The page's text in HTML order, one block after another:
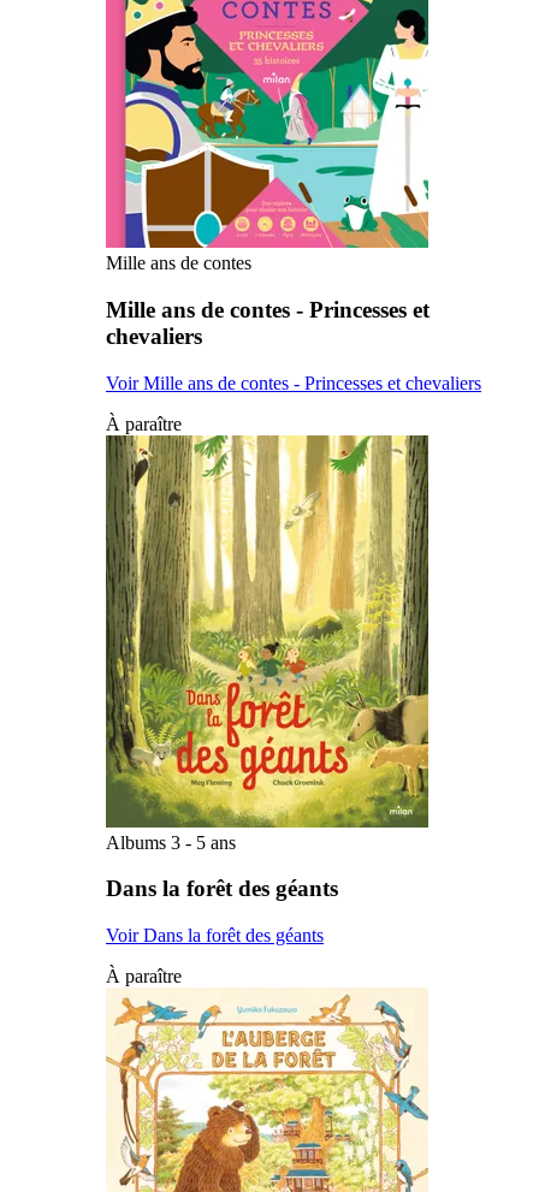
Mille ans de contes
Mille ans de contes - Princesses et
chevaliers
Voir Mille ans de contes - Princesses et chevaliers
À paraître
Albums 3 - 5 ans
Dans la forêt des géants
Voir Dans la forêt des géants
À paraître